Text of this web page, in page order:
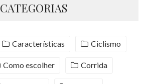
CATEGORIAS
Características Ciclismo
Como escolher Corrida